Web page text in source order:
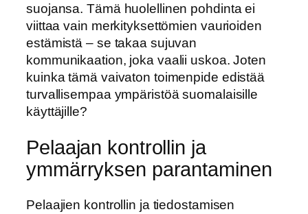
suojansa. Tämä huolellinen pohdinta ei
viittaa vain merkityksettömien vaurioiden
estämistä – se takaa sujuvan
kommunikaation, joka vaalii uskoa. Joten
kuinka tämä vaivaton toimenpide edistää
turvallisempaa ympäristöä suomalaisille
käyttäjille?
Pelaajan kontrollin ja
ymmärryksen parantaminen
Pelaajien kontrollin ja tiedostamisen